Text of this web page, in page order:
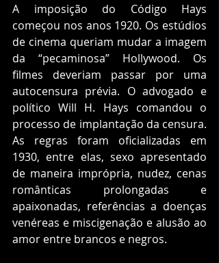
A imposição do Código Hays
começou nos anos 1920. Os estúdios
de cinema queriam mudar a imagem
da “pecaminosa” Hollywood. Os
filmes deveriam passar por uma
autocensura prévia. O advogado e
político Will H. Hays comandou o
processo de implantação da censura.
As regras foram oficializadas em
1930, entre elas, sexo apresentado
de maneira imprópria, nudez, cenas
românticas prolongadas e
apaixonadas, referências a doenças
venéreas e miscigenação e alusão ao
amor entre brancos e negros.